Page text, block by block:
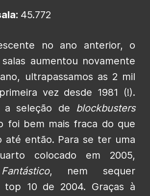
45.772
no ano anterior, o
aumentou novamente
ultrapassamos as 2 mil
vez desde 1981 (!).
a seleção de blockbusters
foi bem mais fraca do que
até então. Para se ter uma
colocado em 2005,
, nem sequer
top 10 de 2004. Graças à